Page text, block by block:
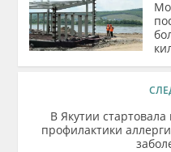
В Якутии стартовала
профилактики